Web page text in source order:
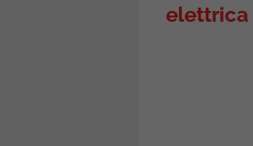
elettrica